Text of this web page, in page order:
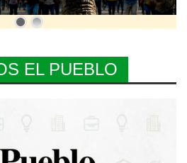
EL PUEBLO